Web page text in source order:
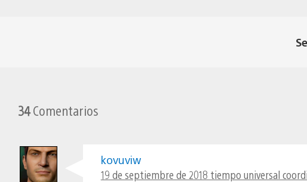
34Comentarios
kovuviw
19 de septiembre de 2018 tiempo universal